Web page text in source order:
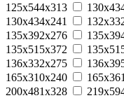
125x544x313
130х434х241
135x392x276
135x515x372
136x332x275
165x310x240
200x481x328